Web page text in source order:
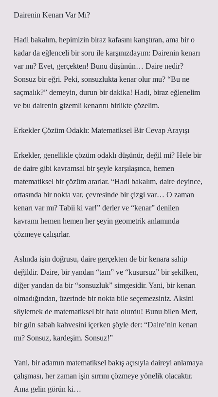
Dairenin Kenarı Var Mı?
Hadi bakalım, hepimizin biraz kafasını karıştıran, ama bir o
kadar da eğlenceli bir soru ile karşınızdayım: Dairenin kenarı
var mı? Evet, gerçekten! Bunu düşünün… Daire nedir?
Sonsuz bir eğri. Peki, sonsuzlukta kenar olur mu? “Bu ne
saçmalık?” demeyin, durun bir dakika! Hadi, biraz eğlenelim
ve bu dairenin gizemli kenarını birlikte çözelim.
Erkekler Çözüm Odaklı: Matematiksel Bir Cevap Arayışı
Erkekler, genellikle çözüm odaklı düşünür, değil mi? Hele bir
de daire gibi kavramsal bir şeyle karşılaşınca, hemen
matematiksel bir çözüm ararlar. “Hadi bakalım, daire deyince,
ortasında bir nokta var, çevresinde bir çizgi var… O zaman
kenarı var mı? Tabii ki var!” derler ve “kenar” denilen
kavramı hemen hemen her şeyin geometrik anlamında
çözmeye çalışırlar.
Aslında işin doğrusu, daire gerçekten de bir kenara sahip
değildir. Daire, bir yandan “tam” ve “kusursuz” bir şekilken,
diğer yandan da bir “sonsuzluk” simgesidir. Yani, bir kenarı
olmadığından, üzerinde bir nokta bile seçemezsiniz. Aksini
söylemek de matematiksel bir hata olurdu! Bunu bilen Mert,
bir gün sabah kahvesini içerken şöyle der: “Daire’nin kenarı
mı? Sonsuz, kardeşim. Sonsuz!”
Yani, bir adamın matematiksel bakış açısıyla daireyi anlamaya
çalışması, her zaman işin sırrını çözmeye yönelik olacaktır.
Ama gelin görün ki…